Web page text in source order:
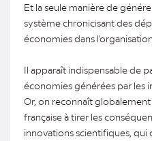
Et la seule manière de
système chronicisant des
économies dans
Il apparaît indispensable de
économies générées par les
Or, on reconnaît
française à tirer les
innovations scientifiques,